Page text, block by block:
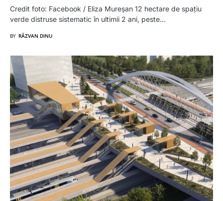
Credit foto: Facebook / Eliza Mureșan 12 hectare de spațiu
verde distruse sistematic în ultimii 2 ani, peste…
BY RĂZVAN DINU